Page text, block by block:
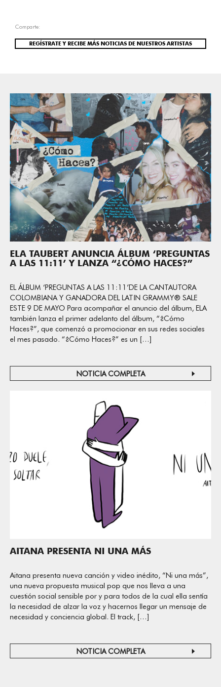
Comparte:
REGÍSTRATE Y RECIBE MÁS NOTICIAS DE NUESTROS ARTISTAS
ELA TAUBERT ANUNCIA ÁLBUM ‘PREGUNTAS
A LAS 11:11’ Y LANZA “¿CÓMO HACES?”
EL ÁLBUM ‘PREGUNTAS A LAS 11:11’DE LA CANTAUTORA
COLOMBIANA Y GANADORA DEL LATIN GRAMMY® SALE
ESTE 9 DE MAYO Para acompañar el anuncio del álbum, ELA
también lanza el primer adelanto del álbum, “¿Cómo
Haces?”, que comenzó a promocionar en sus redes sociales
el mes pasado. “¿Cómo Haces?” es un […]
NOTICIA COMPLETA
AITANA PRESENTA NI UNA MÁS
Aitana presenta nueva canción y video inédito, “Ni una más”,
una nueva propuesta musical pop que nos lleva a una
cuestión social sensible por y para todos de la cual ella sentía
la necesidad de alzar la voz y hacernos llegar un mensaje de
necesidad y conciencia global. El track, […]
NOTICIA COMPLETA